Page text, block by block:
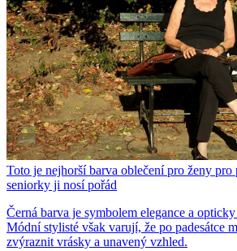
Toto je nejhorší barva oblečení pro ženy pro
seniorky ji nosí pořád
Černá barva je symbolem elegance a
Módní stylisté však varují, že po padesátce
zvýraznit vrásky a unavený vzhled.